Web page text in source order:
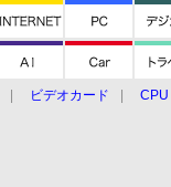
ビデオカード CPU